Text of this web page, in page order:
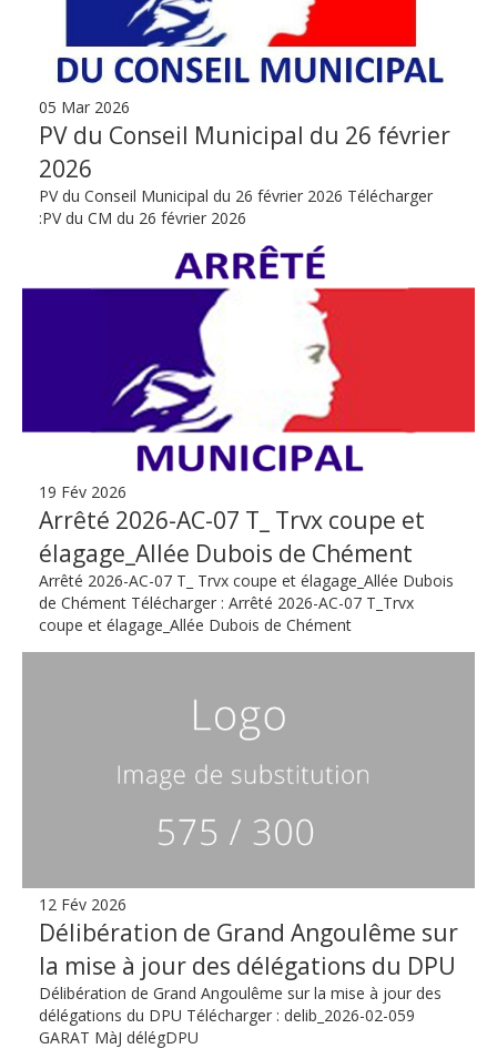
05 Mar 2026
PV du Conseil Municipal du 26 février
2026
PV du Conseil Municipal du 26 février 2026 Télécharger
:PV du CM du 26 février 2026
19 Fév 2026
Arrêté 2026-AC-07 T_ Trvx coupe et
élagage_Allée Dubois de Chément
Arrêté 2026-AC-07 T_ Trvx coupe et élagage_Allée Dubois
de Chément Télécharger : Arrêté 2026-AC-07 T_Trvx
coupe et élagage_Allée Dubois de Chément
12 Fév 2026
Délibération de Grand Angoulême sur
la mise à jour des délégations du DPU
Délibération de Grand Angoulême sur la mise à jour des
délégations du DPU Télécharger : delib_2026-02-059
GARAT MàJ délégDPU